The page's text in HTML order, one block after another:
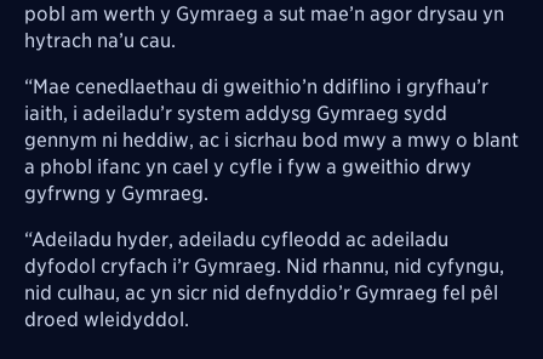
pobl am werth y Gymraeg a sut mae’n agor drysau yn
hytrach na’u cau.
“Mae cenedlaethau di gweithio’n ddiflino i gryfhau’r
iaith, i adeiladu’r system addysg Gymraeg sydd
gennym ni heddiw, ac i sicrhau bod mwy a mwy o blant
a phobl ifanc yn cael y cyfle i fyw a gweithio drwy
gyfrwng y Gymraeg.
“Adeiladu hyder, adeiladu cyfleodd ac adeiladu
dyfodol cryfach i’r Gymraeg. Nid rhannu, nid cyfyngu,
nid culhau, ac yn sicr nid defnyddio’r Gymraeg fel pêl
droed wleidyddol.